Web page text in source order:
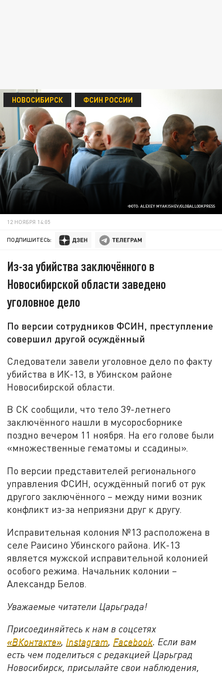
ФОТО: ALEXEY MYAKISHEV/GLOBALLOOKPRESS
НОВОСИБИРСК ФСИН РОССИИ
12 НОЯБРЯ 14:05
ПОДПИШИТЕСЬ:
Из-за убийства заключённого в
Новосибирской области заведено
уголовное дело
По версии сотрудников ФСИН, преступление
совершил другой осуждённый
Следователи завели уголовное дело по факту
убийства в ИК-13, в Убинском районе
Новосибирской области.
В СК сообщили, что тело 39-летнего
заключённого нашли в мусоросборнике
поздно вечером 11 ноября. На его голове были
«множественные гематомы и ссадины».
По версии представителей регионального
управления ФСИН, осуждённый погиб от рук
другого заключённого – между ними возник
конфликт из-за неприязни друг к другу.
Исправительная колония №13 расположена в
селе Раисино Убинского района. ИК-13
является мужской исправительной колонией
особого режима. Начальник колонии –
Александр Белов.
Уважаемые читатели Царьграда!
Присоединяйтесь к нам в соцсетях
«ВКонтакте», Instagram, Facebook. Если вам
есть чем поделиться с редакцией Царьград
Новосибирск, присылайте свои наблюдения,